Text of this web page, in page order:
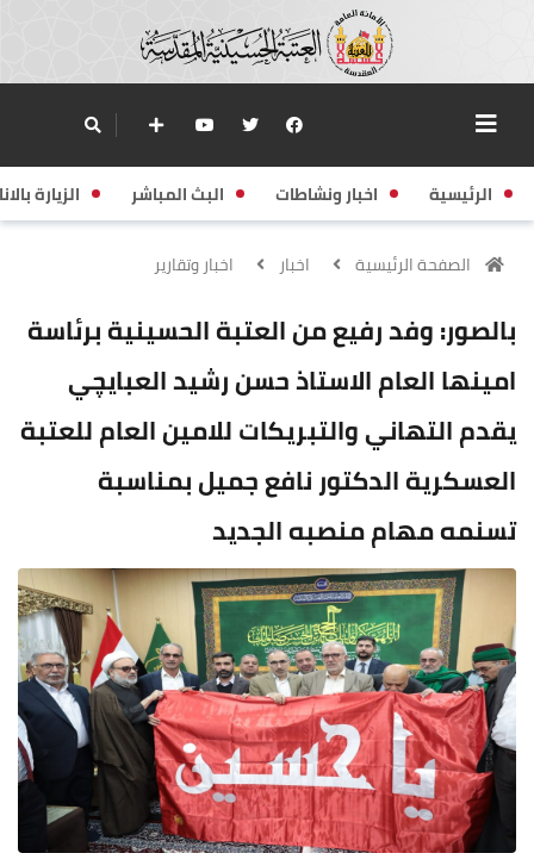
الرئيسية اخبار ونشاطات البث المباشر الزيارة
الصفحة الرئيسية اخبار اخبار وتقارير
بالصور: وفد رفيع من العتبة الحسينية برئاسة
امينها العام الاستاذ حسن رشيد العبايچي
يقدم التهاني والتبريكات للامين العام للعتبة
العسكرية الدكتور نافع جميل بمناسبة
تسنمه مهام منصبه الجديد